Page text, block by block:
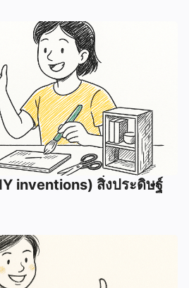
inventions) สิ่งประดิษฐ์